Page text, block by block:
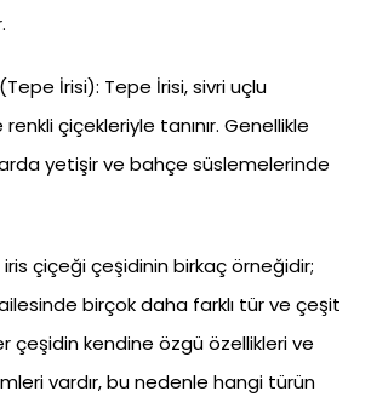
İrisi): Tepe İrisi, sivri uçlu
renkli çiçekleriyle tanınır. Genellikle
yetişir ve bahçe süslemelerinde
çiçeği çeşidinin birkaç örneğidir;
birçok daha farklı tür ve çeşit
çeşidin kendine özgü özellikleri ve
vardır, bu nedenle hangi türün